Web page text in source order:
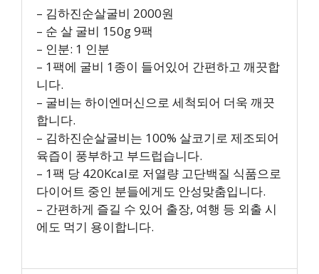
– 김하진순살굴비 2000원
– 순 살 굴비 150g 9팩
– 인분: 1 인분
– 1팩에 굴비 1종이 들어있어 간편하고 깨끗합
니다.
– 굴비는 하이엔머신으로 세척되어 더욱 깨끗
합니다.
– 김하진순살굴비는 100% 살코기로 제조되어
육즙이 풍부하고 부드럽습니다.
– 1팩 당 420Kcal로 저열량 고단백질 식품으로
다이어트 중인 분들에게도 안성맞춤입니다.
– 간편하게 즐길 수 있어 출장, 여행 등 외출 시
에도 먹기 용이합니다.